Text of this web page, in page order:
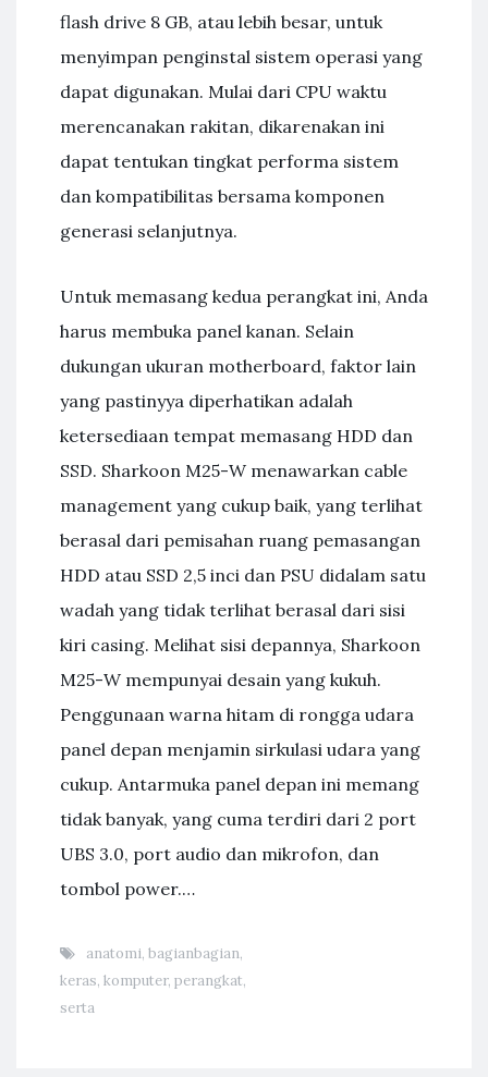
flash drive 8 GB, atau lebih besar, untuk
menyimpan penginstal sistem operasi yang
dapat digunakan. Mulai dari CPU waktu
merencanakan rakitan, dikarenakan ini
dapat tentukan tingkat performa sistem
dan kompatibilitas bersama komponen
generasi selanjutnya.
Untuk memasang kedua perangkat ini, Anda
harus membuka panel kanan. Selain
dukungan ukuran motherboard, faktor lain
yang pastinyya diperhatikan adalah
ketersediaan tempat memasang HDD dan
SSD. Sharkoon M25-W menawarkan cable
management yang cukup baik, yang terlihat
berasal dari pemisahan ruang pemasangan
HDD atau SSD 2,5 inci dan PSU didalam satu
wadah yang tidak terlihat berasal dari sisi
kiri casing. Melihat sisi depannya, Sharkoon
M25-W mempunyai desain yang kukuh.
Penggunaan warna hitam di rongga udara
panel depan menjamin sirkulasi udara yang
cukup. Antarmuka panel depan ini memang
tidak banyak, yang cuma terdiri dari 2 port
UBS 3.0, port audio dan mikrofon, dan
tombol power.…
anatomi, bagianbagian,
keras, komputer, perangkat,
serta